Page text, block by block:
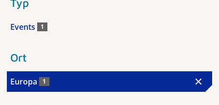
Typ
Events 1
Ort
Europa 1